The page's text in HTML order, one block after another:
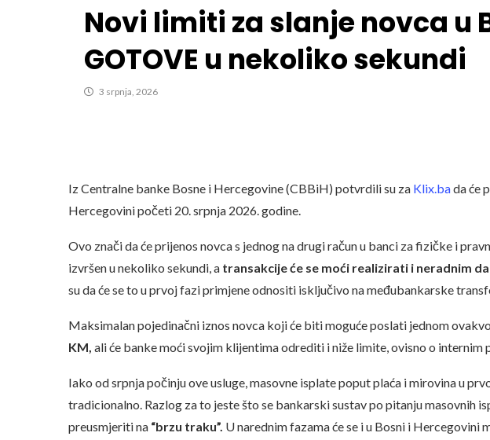
Novi limiti za slanje novca u
GOTOVE u nekoliko sekundi
3 srpnja, 2026
Iz Centralne banke Bosne i Hercegovine (CBBiH) potvrdili su za Klix.bada će
Hercegovini početi 20. srpnja 2026. godine.
Ovo znači da će prijenos novca s jednog na drugi račun u banci za fizičke i
izvršen u nekoliko sekundi, a transakcije će se moći realizirati i neradnim
su da će se to u prvoj fazi primjene odnositi isključivo na međubankarske
Maksimalan pojedinačni iznos novca koji će biti moguće poslati jednom
KM, ali će banke moći svojim klijentima odrediti i niže limite, ovisno o internim
Iako od srpnja počinju ove usluge, masovne isplate poput plaća i mirovina u
tradicionalno. Razlog za to jeste što se bankarski sustav po pitanju masovnih
preusmjeriti na “brzu traku”. U narednim fazama će se i u Bosni i Hercegovini